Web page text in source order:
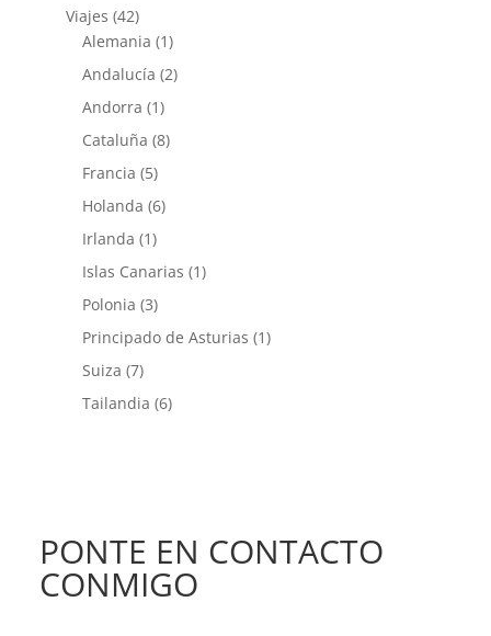
Viajes (42)
Alemania (1)
Andalucía (2)
Andorra (1)
Cataluña (8)
Francia (5)
Holanda (6)
Irlanda (1)
Islas Canarias (1)
Polonia (3)
Principado de Asturias (1)
Suiza (7)
Tailandia (6)
PONTE EN CONTACTO
CONMIGO